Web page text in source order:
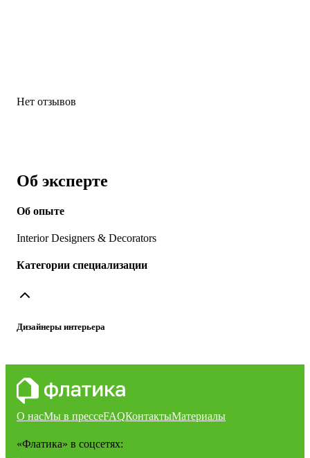
Нет отзывов
Об эксперте
Об опыте
Interior Designers & Decorators
Категории специализации
Дизайнеры интерьера
О насМы в прессеFAQКонтактыМатериалы
«Флатика» в соцсетях: